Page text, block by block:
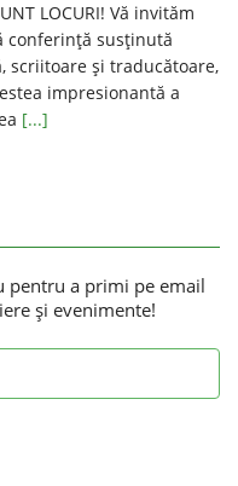
LOCURI! Vă invităm
conferinţă susţinută
scriitoare şi traducătoare,
impresionantă a
[...]
pentru a primi pe email
şi evenimente!